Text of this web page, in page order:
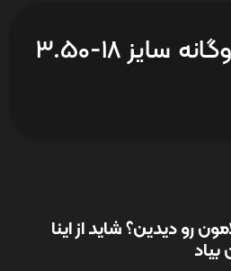
تایر با کاربری دوگانه سایز 18-3.50
رو دیدین؟ شاید از اینا